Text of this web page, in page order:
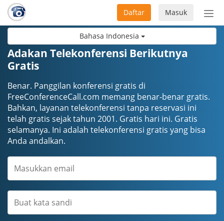
Bahasa Indonesia
Masuk
Daftar
Adakan Telekonferensi Berikutnya
Gratis
Benar. Panggilan konferensi gratis di
FreeConferenceCall.com memang benar-benar gratis.
Bahkan, layanan telekonferensi tanpa reservasi ini
telah gratis sejak tahun 2001. Gratis hari ini. Gratis
selamanya. Ini adalah telekonferensi gratis yang bisa
Anda andalkan.